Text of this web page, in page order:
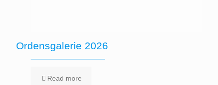
Ordensgalerie 2026
Read more